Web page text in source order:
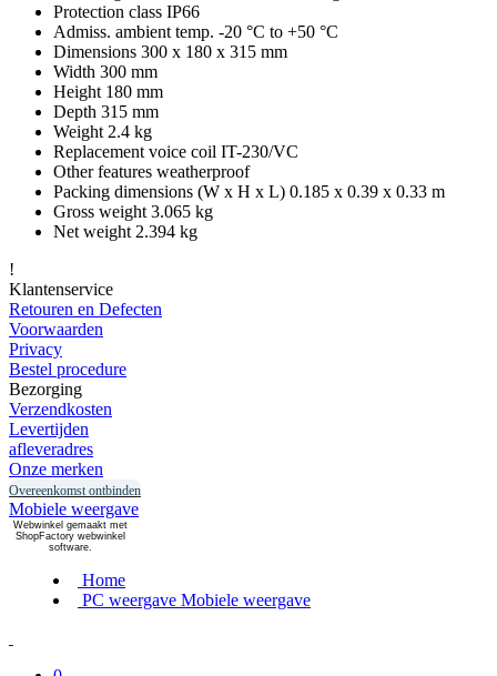
Protection class IP66
Admiss. ambient temp. -20 °C to +50 °C
Dimensions 300 x 180 x 315 mm
Width 300 mm
Height 180 mm
Depth 315 mm
Weight 2.4 kg
Replacement voice coil IT-230/VC
Other features weatherproof
Packing dimensions (W x H x L) 0.185 x 0.39 x 0.33 m
Gross weight 3.065 kg
Net weight 2.394 kg
!
Klantenservice
Retouren en Defecten
Voorwaarden
Privacy
Bestel procedure
Bezorging
Verzendkosten
Levertijden
afleveradres
Onze merken
Overeenkomst ontbinden
Mobiele weergave
Webwinkel gemaakt met
ShopFactory webwinkel
software.
Home
PC weergave Mobiele weergave